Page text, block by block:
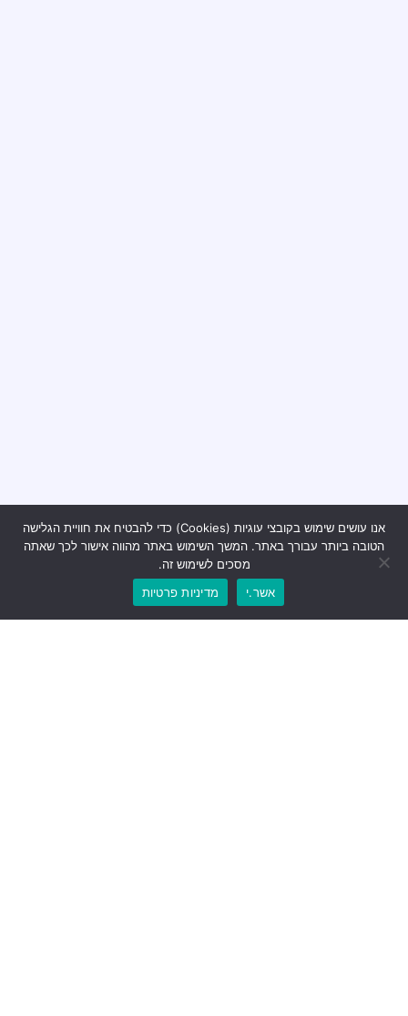
אנו עושים שימוש בקובצי עוגיות (Cookies) כדי להבטיח את חוויית הגלישה
הטובה ביותר עבורך באתר. המשך השימוש באתר מהווה אישור לכך שאתה
מסכים לשימוש זה.
אשר.י
מדיניות פרטיות